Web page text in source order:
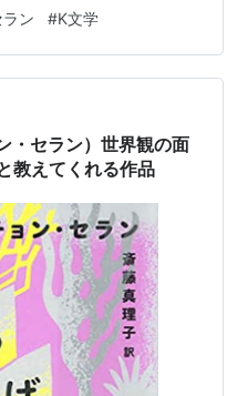
小さな空色の錠剤」3時間
せる画期的な認知症治療
的で利用されていたが、
影響がこれでもかという
ン #K文学
・セラン）世界観の面
教えてくれる作品